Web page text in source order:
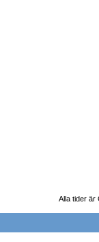
Alla tider är